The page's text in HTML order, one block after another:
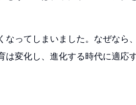
なってしまいました。なぜなら
変化し、進化する時代に適応